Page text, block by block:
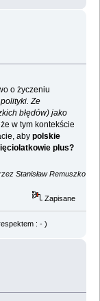
o życzeniu
Ze
błędów) jako
w tym kontekście
abypolskie
plus?
Stanisław Remuszko
Zapisane
: - )